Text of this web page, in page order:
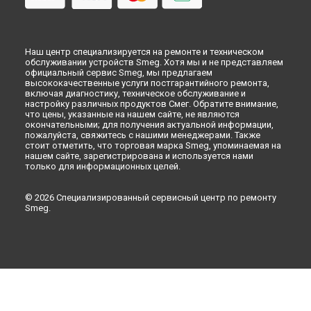
Ремонт двигателя кофемолки кофемашины Smeg в
Кемерово
Ремонт двигателя кофемолки кофемашины Smeg в
Новокузнецке
Ремонт двигателя кофемолки кофемашины Smeg в
Ремонт двигателя кофемолки кофемашины Smeg в
Астрахани
Ремонт двигателя кофемолки кофемашины Smeg в
Набережных Челнах
Ремонт двигателя кофемолки кофемашины Smeg в
Наш центр специализируется на ремонте и техническом
обслуживании устройств Smeg. Хотя мы и не представляем
официальный сервис Smeg, мы предлагаем
высококачественные услуги постгарантийного ремонта,
включая диагностику, техническое обслуживание и
настройку различных продуктов Смег. Обратите внимание,
что цены, указанные на нашем сайте, не являются
окончательными; для получения актуальной информации,
пожалуйста, свяжитесь с нашими менеджерами. Также
стоит отметить, что торговая марка Smeg, упоминаемая на
нашем сайте, зарегистрирована и используется нами
только для информационных целей.
© 2026 Специализированный сервисный центр по ремонту
Smeg.